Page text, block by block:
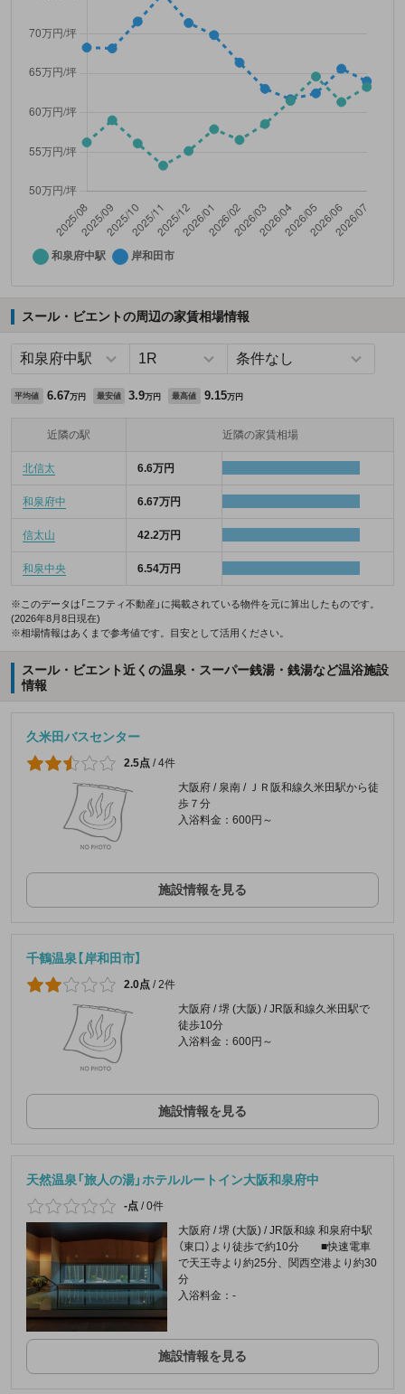
スール・ビエントの周辺の家賃相場情報
平均値 6.67万円 最安値 3.9万円 最高値 9.15万円
近隣の駅 近隣の家賃相場
北信太 6.6万円
和泉府中 6.67万円
信太山 42.2万円
和泉中央 6.54万円
※このデータは「ニフティ不動産」に掲載されている物件を元に算出したものです。
(2026年8月8日現在)
※相場情報はあくまで参考値です。目安として活用ください。
スール・ビエント近くの温泉・スーパー銭湯・銭湯など温浴施設
情報
久米田バスセンター
2.5点 /4件
大阪府 / 泉南 / ＪＲ阪和線久米田駅から徒
歩７分
入浴料金：600円～
施設情報を見る
千鶴温泉【岸和田市】
2.0点 /2件
大阪府 / 堺 (大阪) / JR阪和線久米田駅で
徒歩10分
入浴料金：600円～
施設情報を見る
天然温泉「旅人の湯」ホテルルートイン大阪和泉府中
-点 /0件
大阪府 / 堺 (大阪) / JR阪和線 和泉府中駅
（東口）より徒歩で約10分 ■快速電車
で天王寺より約25分、関西空港より約30
分
入浴料金：-
施設情報を見る